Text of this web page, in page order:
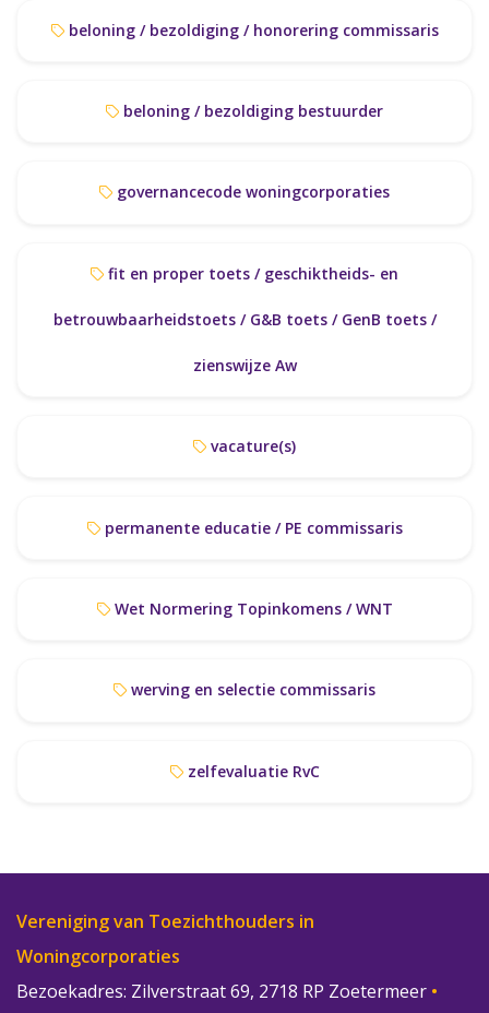
beloning / bezoldiging / honorering commissaris
beloning / bezoldiging bestuurder
governancecode woningcorporaties
betrouwbaarheidstoets / G&B toets / GenB toets /
zienswijze Aw
vacature(s)
permanente educatie / PE commissaris
Wet Normering Topinkomens / WNT
werving en selectie commissaris
zelfevaluatie RvC
Vereniging van Toezichthouders in
Woningcorporaties
Bezoekadres: Zilverstraat 69, 2718 RP Zoetermeer •